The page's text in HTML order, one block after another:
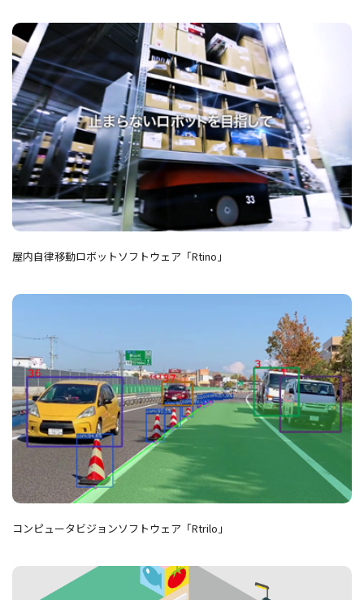
屋内自律移動ロボットソフトウェア「Rtino」
コンピュータビジョンソフトウェア「Rtrilo」